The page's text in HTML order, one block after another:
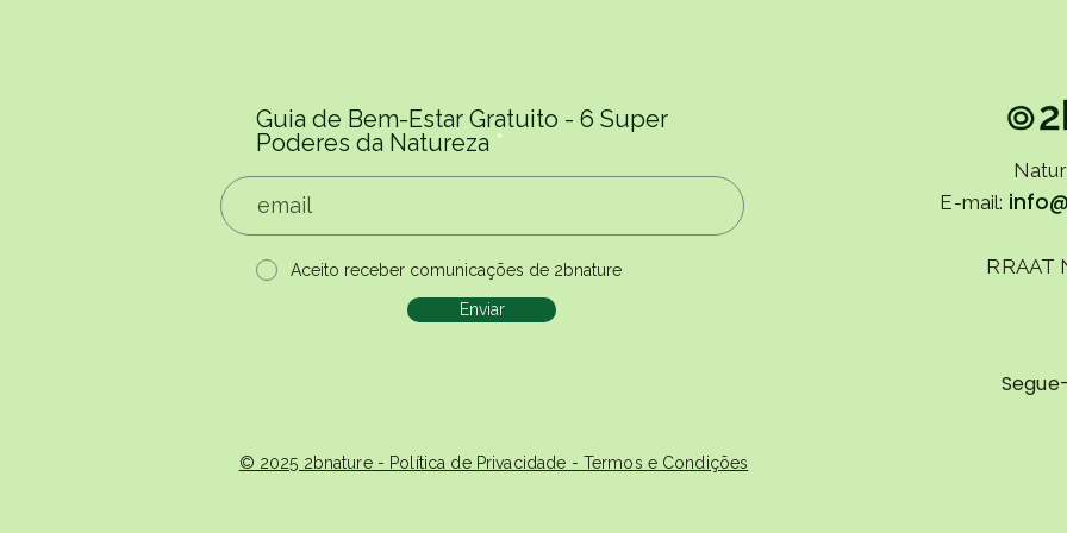
Guia de Bem-Estar Gratuito - 6 Super
Poderes da Natureza
Aceito receber comunicações de 2bnature
Enviar
© 2025 2bnature - Política de Privacidade - Termos e Condições
E-mail:
RRAAT